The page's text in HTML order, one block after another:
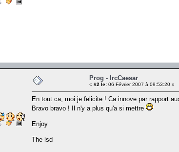
Prog - IrcCaesar
« #2 le: 06 Février 2007 à 09:53:20 »
En tout ca, moi je felicite ! Ca innove par rapport
Bravo bravo ! Il n'y a plus qu'a si mettre
Enjoy
The lsd